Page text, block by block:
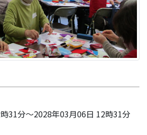
31分～2028年03月06日 12時31分